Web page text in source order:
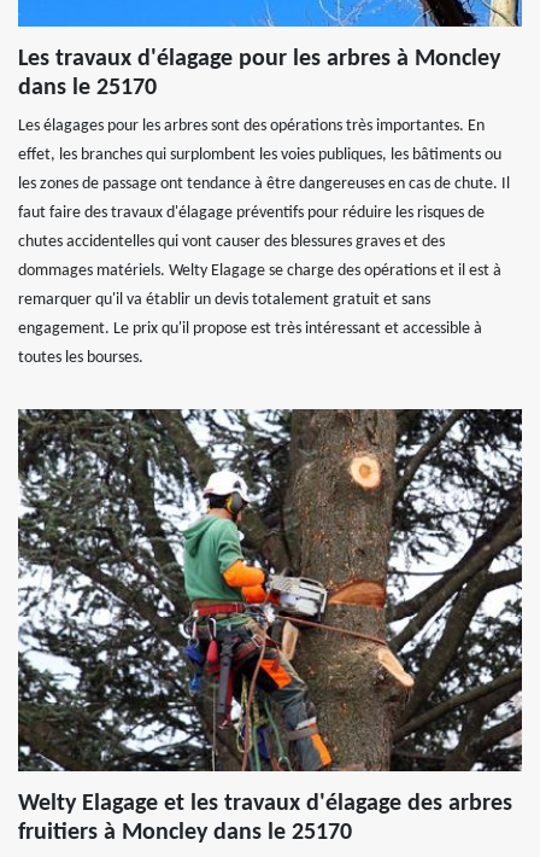
Les travaux d'élagage pour les arbres à Moncley
dans le 25170
Les élagages pour les arbres sont des opérations très importantes. En
effet, les branches qui surplombent les voies publiques, les bâtiments ou
les zones de passage ont tendance à être dangereuses en cas de chute. Il
faut faire des travaux d'élagage préventifs pour réduire les risques de
chutes accidentelles qui vont causer des blessures graves et des
dommages matériels. Welty Elagage se charge des opérations et il est à
remarquer qu'il va établir un devis totalement gratuit et sans
engagement. Le prix qu'il propose est très intéressant et accessible à
toutes les bourses.
Welty Elagage et les travaux d'élagage des arbres
fruitiers à Moncley dans le 25170